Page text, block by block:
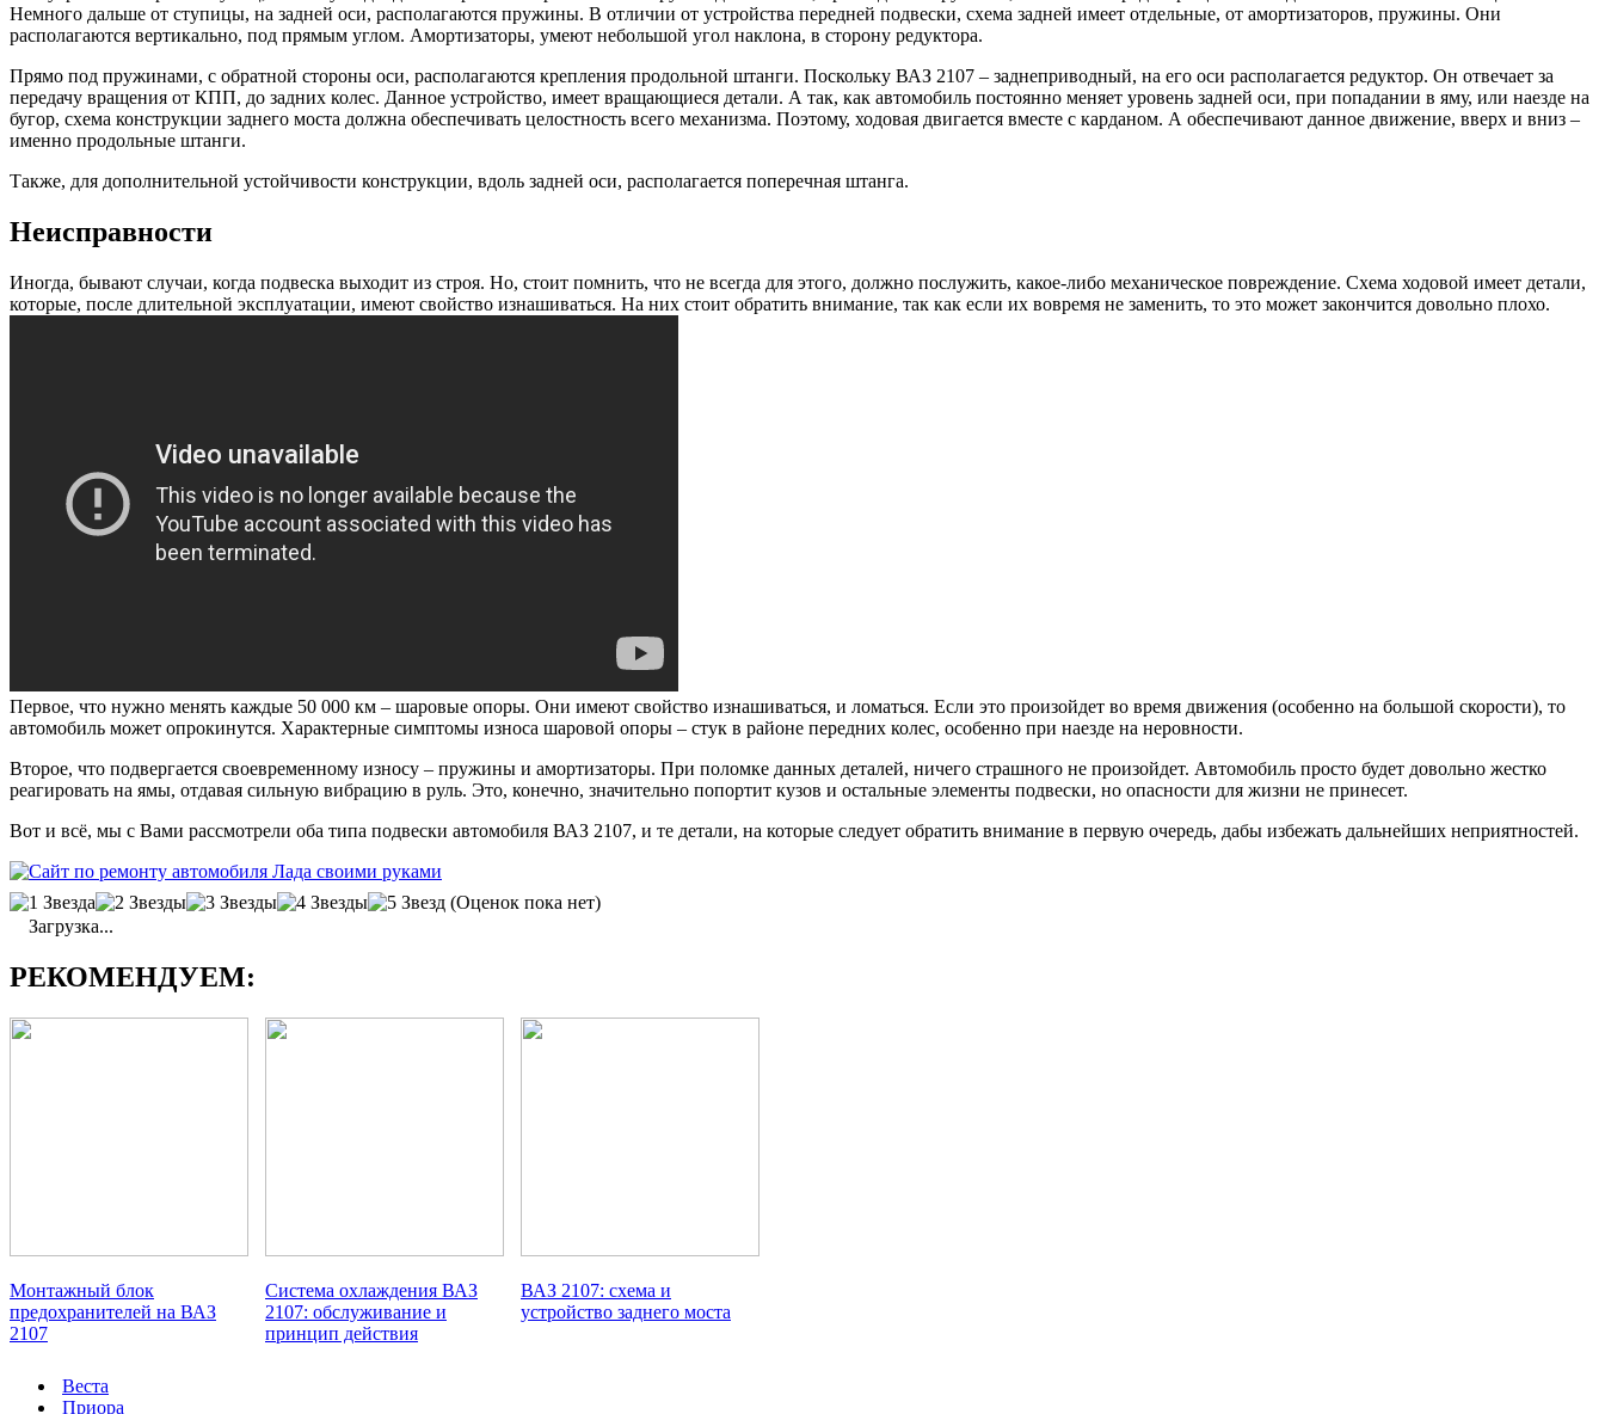
Немного дальше от ступицы, на задней оси, располагаются пружины. В отличии от устройства передней подвески, схема задней имеет отдельные, от амортизаторов, пружины. Они
располагаются вертикально, под прямым углом. Амортизаторы, умеют небольшой угол наклона, в сторону редуктора.
Прямо под пружинами, с обратной стороны оси, располагаются крепления продольной штанги. Поскольку ВАЗ 2107 – заднеприводный, на его оси располагается редуктор. Он отвечает за
передачу вращения от КПП, до задних колес. Данное устройство, имеет вращающиеся детали. А так, как автомобиль постоянно меняет уровень задней оси, при попадании в яму, или наезде на
бугор, схема конструкции заднего моста должна обеспечивать целостность всего механизма. Поэтому, ходовая двигается вместе с карданом. А обеспечивают данное движение, вверх и вниз –
именно продольные штанги.
Также, для дополнительной устойчивости конструкции, вдоль задней оси, располагается поперечная штанга.
Неисправности
Иногда, бывают случаи, когда подвеска выходит из строя. Но, стоит помнить, что не всегда для этого, должно послужить, какое-либо механическое повреждение. Схема ходовой имеет детали,
которые, после длительной эксплуатации, имеют свойство изнашиваться. На них стоит обратить внимание, так как если их вовремя не заменить, то это может закончится довольно плохо.
Первое, что нужно менять каждые 50 000 км – шаровые опоры. Они имеют свойство изнашиваться, и ломаться. Если это произойдет во время движения (особенно на большой скорости), то
автомобиль может опрокинутся. Характерные симптомы износа шаровой опоры – стук в районе передних колес, особенно при наезде на неровности.
Второе, что подвергается своевременному износу – пружины и амортизаторы. При поломке данных деталей, ничего страшного не произойдет. Автомобиль просто будет довольно жестко
реагировать на ямы, отдавая сильную вибрацию в руль. Это, конечно, значительно попортит кузов и остальные элементы подвески, но опасности для жизни не принесет.
Вот и всё, мы с Вами рассмотрели оба типа подвески автомобиля ВАЗ 2107, и те детали, на которые следует обратить внимание в первую очередь, дабы избежать дальнейших неприятностей.
(Оценок пока нет)
Загрузка...
РЕКОМЕНДУЕМ:
Монтажный блок
предохранителей на ВАЗ
2107
Система охлаждения ВАЗ
2107: обслуживание и
принцип действия
ВАЗ 2107: схема и
устройство заднего моста
Веста
Приора